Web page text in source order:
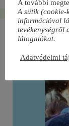
A további
A sütik
információval
tevékenységről
látogatókat.
Adatvédelmi